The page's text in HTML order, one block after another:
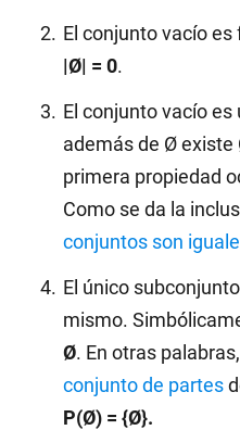
El conjunto vacío es
|Ø| = 0.
El conjunto vacío
además de Ø existe
primera propiedad
Como se da la
conjuntos son
El único
mismo.
Ø. En otras
conjunto de partes
P(Ø) = {Ø}.